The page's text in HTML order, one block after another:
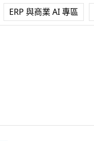
ERP 與商業 AI 專區